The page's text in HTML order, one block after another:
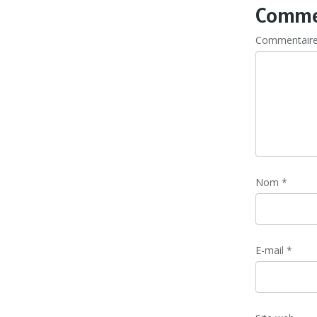
Commentaire
Nom *
E-mail *